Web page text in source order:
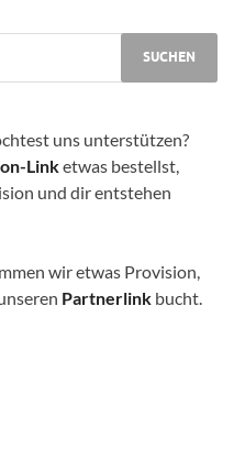
uns unterstützen?
Linketwas bestellst,
und dir entstehen
wir etwas Provision,
Partnerlink bucht.